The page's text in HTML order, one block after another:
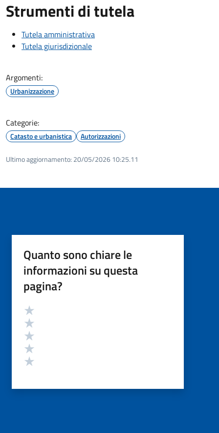
Strumenti di tutela
Tutela amministrativa
Tutela giurisdizionale
Argomenti:
Urbanizzazione
Categorie:
Catasto e urbanistica Autorizzazioni
Ultimo aggiornamento: 20/05/2026 10:25.11
Quanto sono chiare le
informazioni su questa
pagina?
Valutazione